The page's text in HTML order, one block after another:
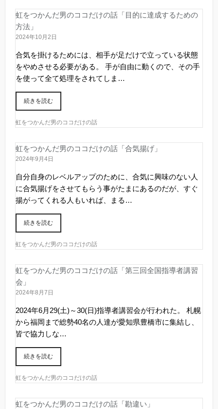
虹をつかんだ男のココだけの話「目的に達成するための
方法」
2024年10月2日
合気を掛けるためには、相手が足だけで立っている状態
をやめさせる必要がある。 手が自由に動くので、その手
を使って全て処理をされてしま…
続きを読む
虹をつかんだ男のココだけの話
虹をつかんだ男のココだけの話「合気揚げ」
2024年9月4日
自分自身のレベルアップのために、合気に興味のない人
に合気揚げをさせてもらう事がたまにあるのだが、すぐ
揚がってくれる人もいれば、まる…
続きを読む
虹をつかんだ男のココだけの話
虹をつかんだ男のココだけの話「第三回全国指導者講習
会」
2024年8月7日
2024年6月29(土)～30(日)指導者講習会が行われた。 札幌
から福岡まで総勢40名の人達が愛知県豊橋市に集結し、
皆で協力しな…
続きを読む
虹をつかんだ男のココだけの話
虹をつかんだ男のココだけの話「勘違い」